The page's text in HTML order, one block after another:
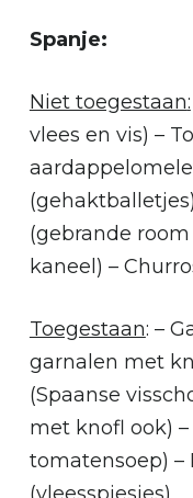
Spanje:
Niet toegestaan:
vlees en vis) –
(gebrande
kaneel) –
Toegestaan: –
garnalen met
(Spaanse
met knofl ook)
tomatensoep) –